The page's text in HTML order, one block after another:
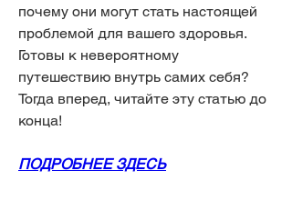
почему они могут стать настоящей
проблемой для вашего здоровья.
Готовы к невероятному
путешествию внутрь самих себя?
Тогда вперед, читайте эту статью до
конца!
ПОДРОБНЕЕ ЗДЕСЬ